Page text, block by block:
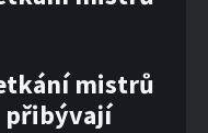
mistrů
přibývají